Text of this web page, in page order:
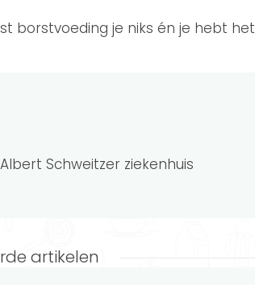
borstvoeding je niks én je hebt het
Schweitzer ziekenhuis
artikelen